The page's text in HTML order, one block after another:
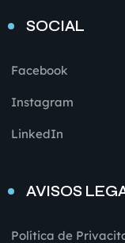
SOCIAL
Facebook
Instagram
LinkedIn
AVISOS
Política de